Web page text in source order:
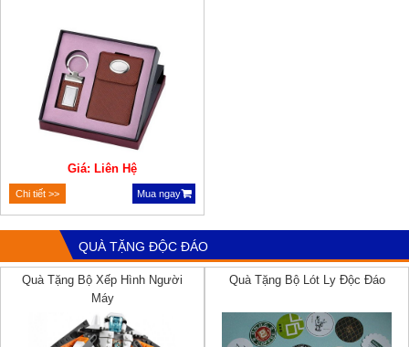
Giá: Liên Hệ
Chi tiết >> Mua ngay
QUÀ TẶNG ĐỘC ĐÁO
Quà Tặng Bộ Xếp Hình Người
Máy
Quà Tặng Bộ Lót Ly Độc Đáo